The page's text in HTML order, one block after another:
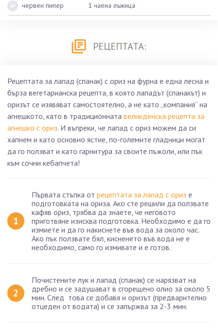
червен пипер 1 чаена лъжица
РЕЦЕПТАТА:
Рецептата за лапад (спанак) с ориз на фурна е една лесна и
бърза вегeтарианска рецепта, в която лападът (спанакът) и
оризът се изявяват самостоятелно, а не като „компания“ на
агнешкото, като в традиционната великденска рецепта за
агнешко с ориз. И въпреки, че лапад с ориз можем да си
хапнем и като основно ястие, по-големите гладници могат
да го ползват и като гарнитура за своите пъжоли, или пък
към сочни кебапчета!
Първата стъпка от рецептата за лапад с ориз е
подготовката на ориза. Ако сте решили да ползвате
кафяв ориз, трябва да знаете, че неговото
приготвяне изисква подготовка. Необходимо е да го
измиете и да го накиснете във вода за около час.
Ако пък ползвате бял, кисненето във вода не е
необходимо, само го измивате и е готов.
Почистените лук и лапад (спанак) се нарязват на
дребно и се задушават в сгорещено олио за около 5
мин. След това се добавя и оризът (предварително
отцеден от водата) и се запържва за 2-3 мин.